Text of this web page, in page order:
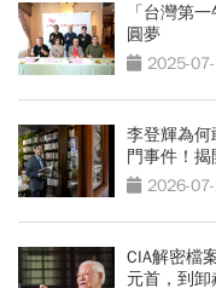
「台灣第
圓夢
2025-
李登輝為
門事件！
局 2026-
CIA解密檔
元首，到